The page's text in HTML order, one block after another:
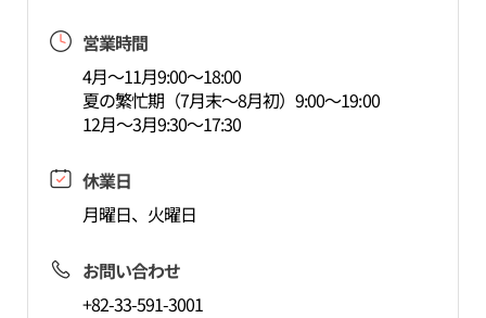
営業時間
4月～11月9:00～18:00
夏の繁忙期（7月末～8月初）9:00～19:00
12月～3月9:30～17:30
休業日
月曜日、火曜日
お問い合わせ
+82-33-591-3001